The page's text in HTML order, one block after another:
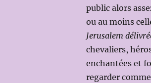
public alors
ou au moins
Jerusalem
chevaliers,
enchantées et
regarder